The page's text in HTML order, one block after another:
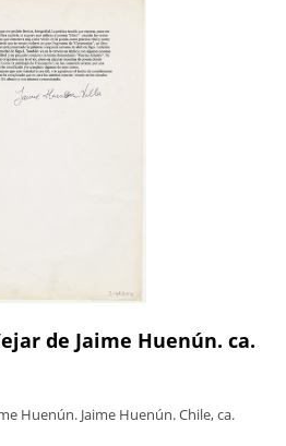
de Jaime Huenún. ca.
Huenún. Jaime Huenún. Chile, ca.